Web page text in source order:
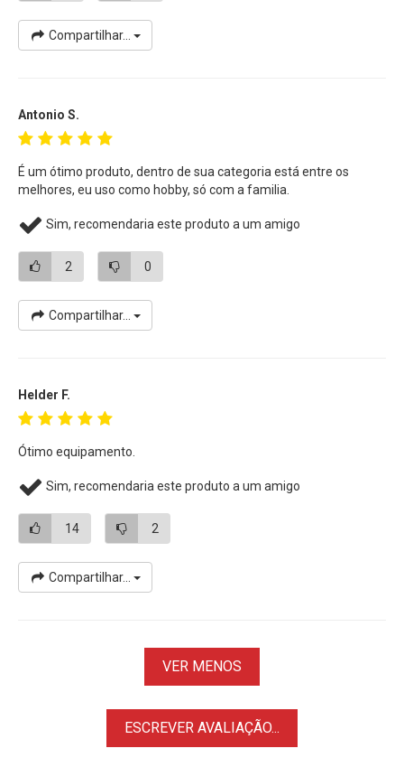
Compartilhar...
Antonio S.
É um ótimo produto, dentro de sua categoria está entre os
melhores, eu uso como hobby, só com a familia.
Sim, recomendaria este produto a um amigo
2 0
Compartilhar...
Helder F.
Ótimo equipamento.
Sim, recomendaria este produto a um amigo
14 2
Compartilhar...
VER MENOS
ESCREVER AVALIAÇÃO...